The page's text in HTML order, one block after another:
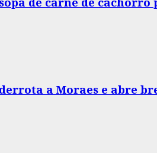
a Moraes e abre